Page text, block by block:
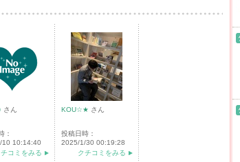
さん
：
10 10:14:40
チコミをみる
KOU☆★ さん
投稿日時：
2025/1/30 00:19:28
クチコミをみる